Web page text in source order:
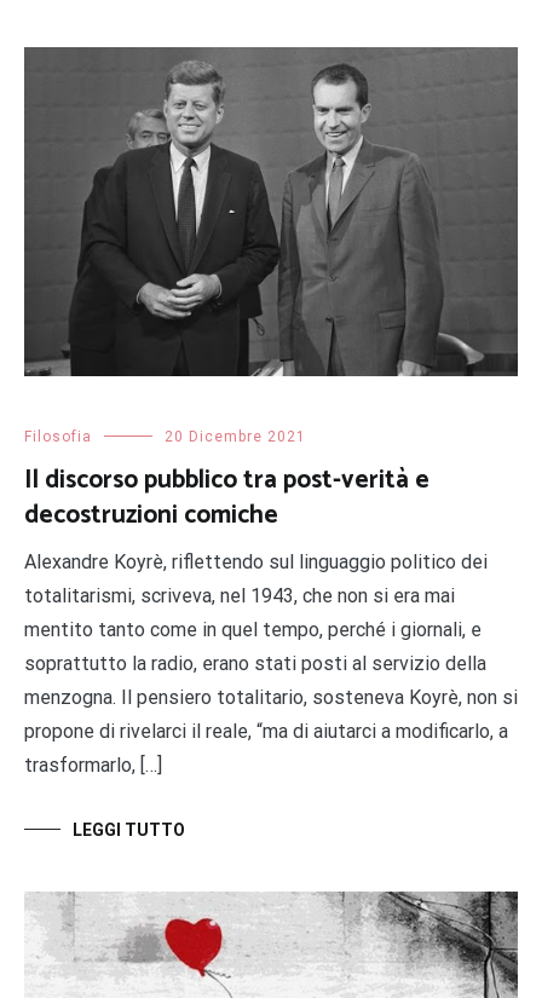
Filosofia 20 Dicembre 2021
Il discorso pubblico tra post-verità e
decostruzioni comiche
Alexandre Koyrè, riflettendo sul linguaggio politico dei
totalitarismi, scriveva, nel 1943, che non si era mai
mentito tanto come in quel tempo, perché i giornali, e
soprattutto la radio, erano stati posti al servizio della
menzogna. Il pensiero totalitario, sosteneva Koyrè, non si
propone di rivelarci il reale, “ma di aiutarci a modificarlo, a
trasformarlo, […]
LEGGI TUTTO